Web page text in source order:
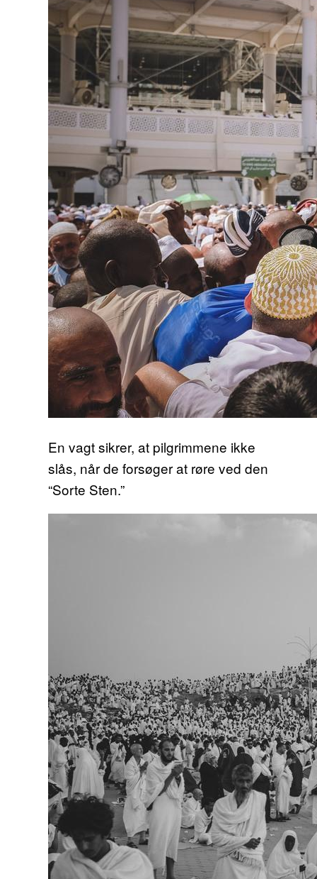
En vagt sikrer, at pilgrimmene ikke
slås, når de forsøger at røre ved den
“Sorte Sten.”